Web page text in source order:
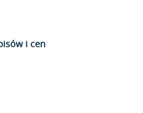
i cen